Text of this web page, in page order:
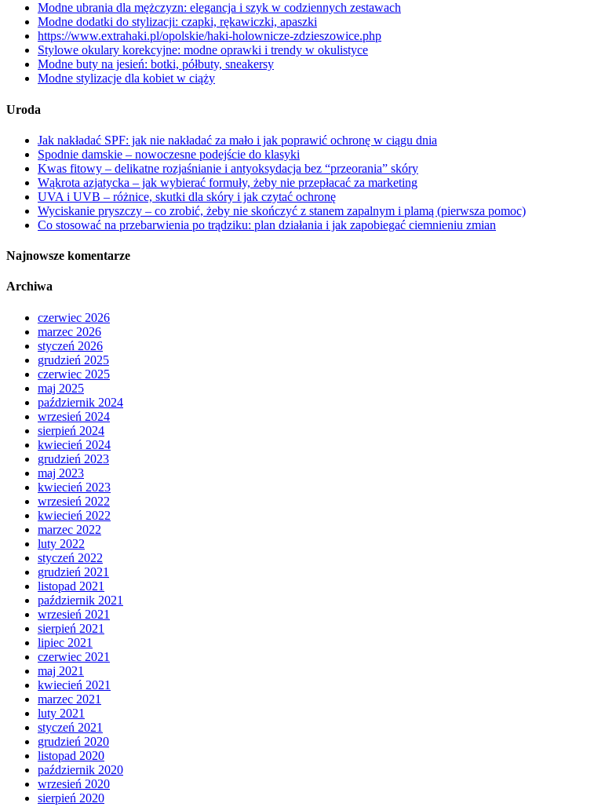
Modne ubrania dla mężczyzn: elegancja i szyk w codziennych zestawach
Modne dodatki do stylizacji: czapki, rękawiczki, apaszki
https://www.extrahaki.pl/opolskie/haki-holownicze-zdzieszowice.php
Stylowe okulary korekcyjne: modne oprawki i trendy w okulistyce
Modne buty na jesień: botki, półbuty, sneakersy
Modne stylizacje dla kobiet w ciąży
Uroda
Jak nakładać SPF: jak nie nakładać za mało i jak poprawić ochronę w ciągu dnia
Spodnie damskie – nowoczesne podejście do klasyki
Kwas fitowy – delikatne rozjaśnianie i antyoksydacja bez “przeorania” skóry
Wąkrota azjatycka – jak wybierać formuły, żeby nie przepłacać za marketing
UVA i UVB – różnice, skutki dla skóry i jak czytać ochronę
Wyciskanie pryszczy – co zrobić, żeby nie skończyć z stanem zapalnym i plamą (pierwsza pomoc)
Co stosować na przebarwienia po trądziku: plan działania i jak zapobiegać ciemnieniu zmian
Najnowsze komentarze
Archiwa
czerwiec 2026
marzec 2026
styczeń 2026
grudzień 2025
czerwiec 2025
maj 2025
październik 2024
wrzesień 2024
sierpień 2024
kwiecień 2024
grudzień 2023
maj 2023
kwiecień 2023
wrzesień 2022
kwiecień 2022
marzec 2022
luty 2022
styczeń 2022
grudzień 2021
listopad 2021
październik 2021
wrzesień 2021
sierpień 2021
lipiec 2021
czerwiec 2021
maj 2021
kwiecień 2021
marzec 2021
luty 2021
styczeń 2021
grudzień 2020
listopad 2020
październik 2020
wrzesień 2020
sierpień 2020